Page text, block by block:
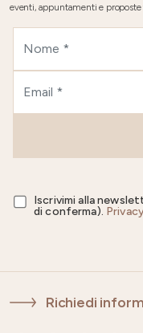
eventi, appuntamenti e proposte
Iscrivimi alla
di conferma).
Richiedi